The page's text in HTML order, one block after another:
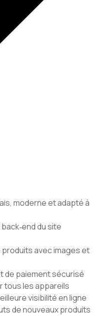
moderne et adapté à
du site
avec images et
de paiement sécurisé
tous les appareils
visibilité en ligne
de nouveaux produits